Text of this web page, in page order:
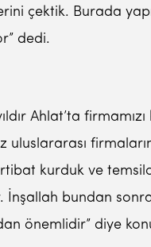
çektik. Burada
dedi.
Ahlat’ta
uluslararası
kurduk ve
İnşallah bundan
önemlidir” diye